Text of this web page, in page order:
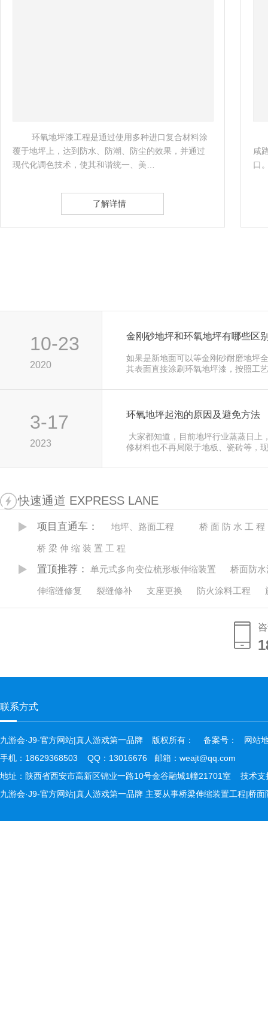
 环氧地坪漆工程是通过使用多种进口复合材料涂
覆于地坪上，达到防水、防潮、防尘的效果，并通过
现代化调色技术，使其和谐统一、美… 
了解详情
咸
口
10-23
2020
金刚砂地坪和环氧地坪有哪些区
如果是新地面可以等金刚砂耐磨地坪
其表面直接涂刷环氧地坪漆，按照
3-17
2023
环氧地坪起泡的原因及避免方法
 大家都知道，目前地坪行业蒸蒸
修材料也不再局限于地板、瓷砖等，
快速通道 EXPRESS LANE
项目直通车： 地坪、路面工程 桥 面 防 水 工 程
桥 梁 伸 缩 装 置 工 程
置顶推荐： 单元式多向变位梳形板伸缩装置 桥面防
伸缩缝修复 裂缝修补 支座更换 防火涂料工程
联系方式
版权所有：
九游会·J9-官方网站|真人游戏第一品牌 备案号：
网站
手机：18629368503 QQ：13016676 邮箱：weajt@qq.com
地址：陕西省西安市高新区锦业一路10号金谷融城1幢21701室  技术
九游会·J9-官方网站|真人游戏第一品牌 主要从事桥梁伸缩装置工程|